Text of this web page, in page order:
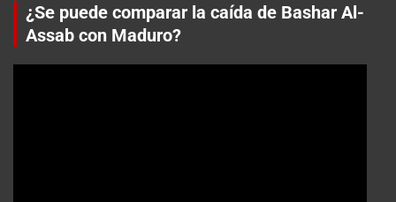
¿Se puede comparar la caída de Bashar Al-
Assab con Maduro?